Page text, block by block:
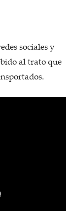
sociales y
al trato que